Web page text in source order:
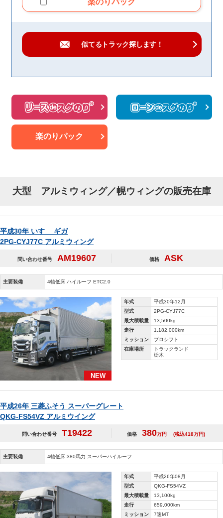
楽のりパック
似てるトラック探します！
楽のりパック
大型 アルミウィング／幌ウィングの販売在庫
平成30年 いすゞ ギガ
2PG-CYJ77C アルミウィング
問い合わせ番号 AM19607 価格 ASK
主要装備 4軸低床 ハイルーフ ETC2.0
NEW
年式
平成30年12月
型式
2PG-CYJ77C
最大積載量
13,500kg
走行
1,182,000km
ミッション
プロシフト
在庫場所
トラックランド
栃木
平成26年 三菱ふそう スーパーグレート
QKG-FS54VZ アルミウイング
問い合わせ番号 T19422 価格 380万円 (税込418万円)
主要装備 4軸低床 380馬力 スーパーハイルーフ
年式
平成26年08月
型式
QKG-FS54VZ
最大積載量
13,100kg
走行
659,000km
ミッション
7速MT